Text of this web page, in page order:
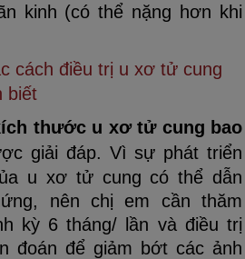
kinh (có thể nặng hơn khi
cách điều trị u xơ tử cung
biết
thước u xơ tử cung bao
giải đáp. Vì sự phát triển
u xơ tử cung có thể dẫn
nên chị em cần thăm
kỳ 6 tháng/ lần và điều trị
đoán để giảm bớt các ảnh